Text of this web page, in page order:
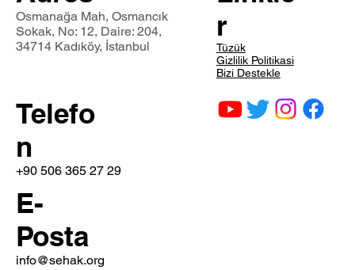
Osmanağa Mah, Osmancık
Sokak, No: 12, Daire: 204,
34714 Kadıköy, İstanbul
Telefo
n
+90 506 365 27 29
E-
Posta
info@sehak.org
r
Tüzük
Gizlilik Politikasi
Bizi Destekle